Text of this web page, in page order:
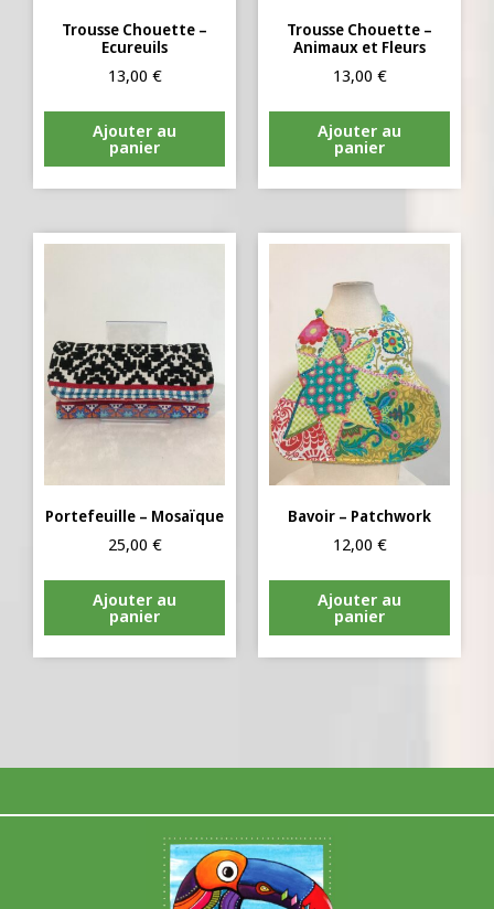
Trousse Chouette –
Ecureuils
13,00 €
Ajouter au
panier
Trousse Chouette –
Animaux et Fleurs
13,00 €
Ajouter au
panier
Portefeuille – Mosaïque
25,00 €
Ajouter au
panier
Bavoir – Patchwork
12,00 €
Ajouter au
panier